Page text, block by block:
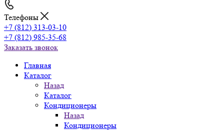
Телефоны
+7 (812) 313-03-10
+7 (812) 985-35-68
Заказать звонок
Главная
Каталог
Назад
Каталог
Кондиционеры
Назад
Кондиционеры